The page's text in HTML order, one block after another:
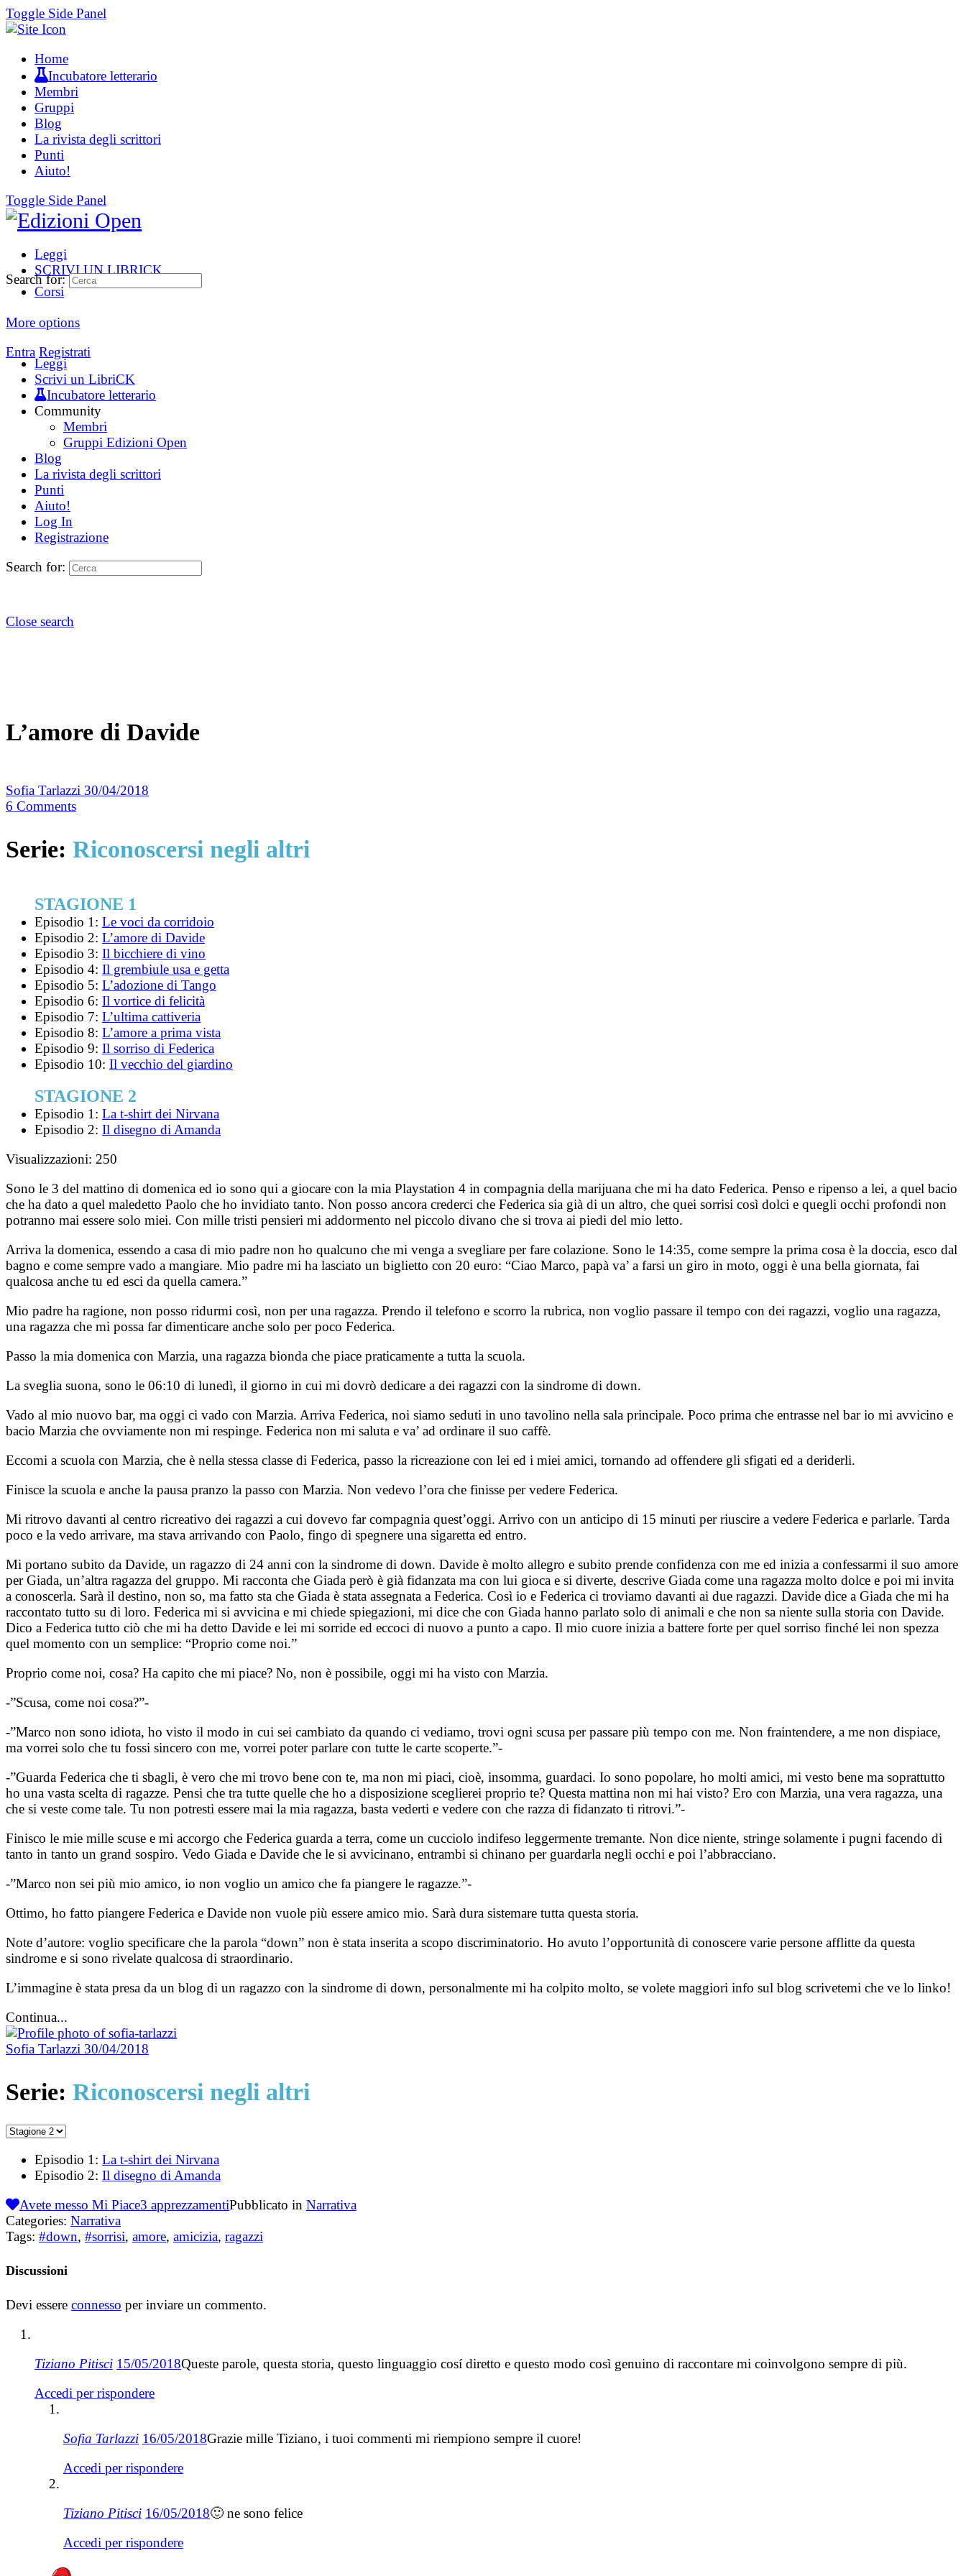
Toggle Side Panel
Home
Incubatore letterario
Membri
Gruppi
Blog
La rivista degli scrittori
Punti
Aiuto!
Toggle Side Panel
Leggi
SCRIVI UN LIBRICK
Corsi
More options
Entra Registrati
Search for:
Leggi
Scrivi un LibriCK
Incubatore letterario
Community
Membri
Gruppi Edizioni Open
Blog
La rivista degli scrittori
Punti
Aiuto!
Log In
Registrazione
Search for:
Close search
L’amore di Davide
Sofia Tarlazzi 30/04/2018
6 Comments
Serie: Riconoscersi negli altri
STAGIONE 1
Episodio 1: Le voci da corridoio
Episodio 2: L’amore di Davide
Episodio 3: Il bicchiere di vino
Episodio 4: Il grembiule usa e getta
Episodio 5: L’adozione di Tango
Episodio 6: Il vortice di felicità
Episodio 7: L’ultima cattiveria
Episodio 8: L’amore a prima vista
Episodio 9: Il sorriso di Federica
Episodio 10: Il vecchio del giardino
STAGIONE 2
Episodio 1: La t-shirt dei Nirvana
Episodio 2: Il disegno di Amanda
Visualizzazioni: 250
Sono le 3 del mattino di domenica ed io sono qui a giocare con la mia Playstation 4 in compagnia della marijuana che mi ha dato Federica. Penso e ripenso a lei, a quel bacio
che ha dato a quel maledetto Paolo che ho invidiato tanto. Non posso ancora crederci che Federica sia già di un altro, che quei sorrisi così dolci e quegli occhi profondi non
potranno mai essere solo miei. Con mille tristi pensieri mi addormento nel piccolo divano che si trova ai piedi del mio letto.
Arriva la domenica, essendo a casa di mio padre non ho qualcuno che mi venga a svegliare per fare colazione. Sono le 14:35, come sempre la prima cosa è la doccia, esco dal
bagno e come sempre vado a mangiare. Mio padre mi ha lasciato un biglietto con 20 euro: “Ciao Marco, papà va’ a farsi un giro in moto, oggi è una bella giornata, fai
qualcosa anche tu ed esci da quella camera.”
Mio padre ha ragione, non posso ridurmi così, non per una ragazza. Prendo il telefono e scorro la rubrica, non voglio passare il tempo con dei ragazzi, voglio una ragazza,
una ragazza che mi possa far dimenticare anche solo per poco Federica.
Passo la mia domenica con Marzia, una ragazza bionda che piace praticamente a tutta la scuola.
La sveglia suona, sono le 06:10 di lunedì, il giorno in cui mi dovrò dedicare a dei ragazzi con la sindrome di down.
Vado al mio nuovo bar, ma oggi ci vado con Marzia. Arriva Federica, noi siamo seduti in uno tavolino nella sala principale. Poco prima che entrasse nel bar io mi avvicino e
bacio Marzia che ovviamente non mi respinge. Federica non mi saluta e va’ ad ordinare il suo caffè.
Eccomi a scuola con Marzia, che è nella stessa classe di Federica, passo la ricreazione con lei ed i miei amici, tornando ad offendere gli sfigati ed a deriderli.
Finisce la scuola e anche la pausa pranzo la passo con Marzia. Non vedevo l’ora che finisse per vedere Federica.
Mi ritrovo davanti al centro ricreativo dei ragazzi a cui dovevo far compagnia quest’oggi. Arrivo con un anticipo di 15 minuti per riuscire a vedere Federica e parlarle. Tarda
poco e la vedo arrivare, ma stava arrivando con Paolo, fingo di spegnere una sigaretta ed entro.
Mi portano subito da Davide, un ragazzo di 24 anni con la sindrome di down. Davide è molto allegro e subito prende confidenza con me ed inizia a confessarmi il suo amore
per Giada, un’altra ragazza del gruppo. Mi racconta che Giada però è già fidanzata ma con lui gioca e si diverte, descrive Giada come una ragazza molto dolce e poi mi invita
a conoscerla. Sarà il destino, non so, ma fatto sta che Giada è stata assegnata a Federica. Così io e Federica ci troviamo davanti ai due ragazzi. Davide dice a Giada che mi ha
raccontato tutto su di loro. Federica mi si avvicina e mi chiede spiegazioni, mi dice che con Giada hanno parlato solo di animali e che non sa niente sulla storia con Davide.
Dico a Federica tutto ciò che mi ha detto Davide e lei mi sorride ed eccoci di nuovo a punto a capo. Il mio cuore inizia a battere forte per quel sorriso finché lei non spezza
quel momento con un semplice: “Proprio come noi.”
Proprio come noi, cosa? Ha capito che mi piace? No, non è possibile, oggi mi ha visto con Marzia.
-”Scusa, come noi cosa?”-
-”Marco non sono idiota, ho visto il modo in cui sei cambiato da quando ci vediamo, trovi ogni scusa per passare più tempo con me. Non fraintendere, a me non dispiace,
ma vorrei solo che tu fossi sincero con me, vorrei poter parlare con tutte le carte scoperte.”-
-”Guarda Federica che ti sbagli, è vero che mi trovo bene con te, ma non mi piaci, cioè, insomma, guardaci. Io sono popolare, ho molti amici, mi vesto bene ma soprattutto
ho una vasta scelta di ragazze. Pensi che tra tutte quelle che ho a disposizione sceglierei proprio te? Questa mattina non mi hai visto? Ero con Marzia, una vera ragazza, una
che si veste come tale. Tu non potresti essere mai la mia ragazza, basta vederti e vedere con che razza di fidanzato ti ritrovi.”-
Finisco le mie mille scuse e mi accorgo che Federica guarda a terra, come un cucciolo indifeso leggermente tremante. Non dice niente, stringe solamente i pugni facendo di
tanto in tanto un grand sospiro. Vedo Giada e Davide che le si avvicinano, entrambi si chinano per guardarla negli occhi e poi l’abbracciano.
-”Marco non sei più mio amico, io non voglio un amico che fa piangere le ragazze.”-
Ottimo, ho fatto piangere Federica e Davide non vuole più essere amico mio. Sarà dura sistemare tutta questa storia.
Note d’autore: voglio specificare che la parola “down” non è stata inserita a scopo discriminatorio. Ho avuto l’opportunità di conoscere varie persone afflitte da questa
sindrome e si sono rivelate qualcosa di straordinario.
L’immagine è stata presa da un blog di un ragazzo con la sindrome di down, personalmente mi ha colpito molto, se volete maggiori info sul blog scrivetemi che ve lo linko!
Continua...
Sofia Tarlazzi 30/04/2018
Serie: Riconoscersi negli altri
Episodio 1: La t-shirt dei Nirvana
Episodio 2: Il disegno di Amanda
Avete messo Mi Piace3 apprezzamentiPubblicato in Narrativa
Categories: Narrativa
Tags: #down, #sorrisi, amore, amicizia, ragazzi
Discussioni
Devi essere connesso per inviare un commento.
Tiziano Pitisci 15/05/2018Queste parole, questa storia, questo linguaggio cosí diretto e questo modo così genuino di raccontare mi coinvolgono sempre di più.
Accedi per rispondere
Sofia Tarlazzi 16/05/2018Grazie mille Tiziano, i tuoi commenti mi riempiono sempre il cuore!
Accedi per rispondere
Tiziano Pitisci 16/05/2018🙂 ne sono felice
Accedi per rispondere